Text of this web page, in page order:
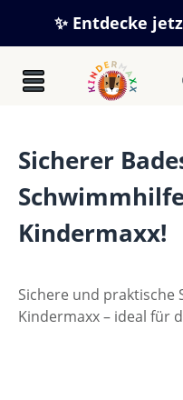
Zum Hauptinhalt
✨ Entdecke
Sicherer
Kindermaxx!
Sichere und praktische
Kindermaxx – ideal für